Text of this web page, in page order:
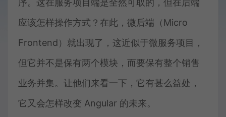
序。这在服务项目端是全然可取的，但在后端
应该怎样操作方式？在此，微后端（Micro
Frontend）就出现了，这近似于微服务项目，
但它并不是保有两个模块，而要保有整个销售
业务并集。让他们来看一下，它有甚么益处，
它又会怎样改变 Angular 的未来。